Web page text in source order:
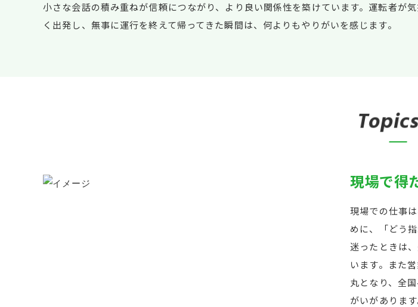
小さな会話の積み重ねが信頼につながり、より良い関係性を築けています。運転者が気
く出発し、無事に運行を終えて帰ってきた瞬間は、何よりもやりがいを感じます。
Topic
現場で得
現場での仕事
めに、「どう
迷ったときは
います。また
丸となり、全
がいがありま